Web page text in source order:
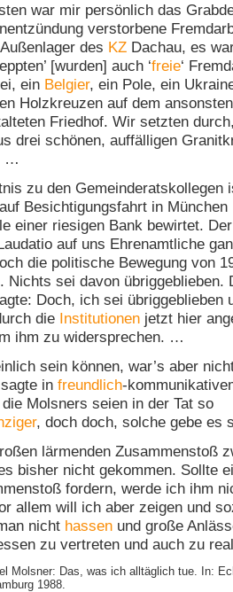
war mir persönlich das
verstorbene
des KZ Dachau, es
[wurden] auch ‘freie‘
ein Belgier, ein Pole, ein
Holzkreuzen auf dem
Friedhof. Wir setzten
drei schönen, auffälligen
…
zu den Gemeinderatskollegen
Besichtigungsfahrt in München
einer riesigen Bank bewirtet.
auf uns Ehrenamtliche
die politische Bewegung von
Nichts sei davon übriggeblieben.
Doch, ich sei übriggeblieben
die Institutionen jetzt hier
ihm zu widersprechen. …
sein können, war’s aber
in freundlich-
Molsners seien in der Tat so
, doch doch, solche gebe es
lärmenden Zusammenstoß
bisher nicht gekommen. Sollte
fordern, werde ich ihm
allem will ich aber zeigen und
nicht hassen und große
zu vertreten und auch zu
Molsner: Das, was ich alltäglich tue. In:
1988.